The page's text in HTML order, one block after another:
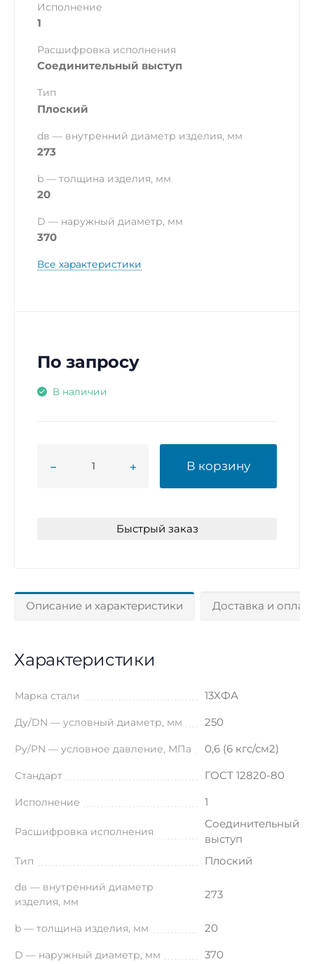
Исполнение
1
Расшифровка исполнения
Соединительный выступ
Тип
Плоский
dв — внутренний диаметр изделия, мм
273
b — толщина изделия, мм
20
D — наружный диаметр, мм
370
Все характеристики
По запросу
В наличии
В корзину
Быстрый заказ
Описание и характеристики Доставка и
Характеристики
Марка стали 13ХФА
Ду/DN — условный диаметр, мм 250
Ру/PN — условное давление, МПа 0,6 (6 кгс/см2)
Стандарт ГОСТ 12820-80
Исполнение 1
Расшифровка исполнения
Соединительный
выступ
Тип Плоский
dв — внутренний диаметр
изделия, мм
273
b — толщина изделия, мм 20
D — наружный диаметр, мм 370